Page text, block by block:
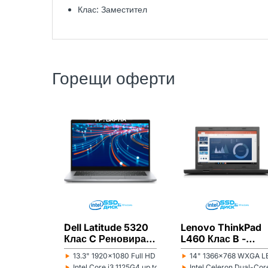
Клас: Заместител
Горещи оферти
ГР. ВАРНА
Dell Latitude 5320
Клас C Реновиран
лаптоп
‣
Монитор:
13.3" 1920x1080 Full HD 16:9
Lenovo ThinkPad
L460 Клас B -
Реновиран
‣
Монитор:
14" 1366x768 WXGA